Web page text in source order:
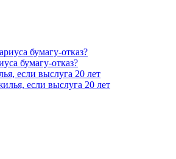
бумагу-отказ?
если выслуга 20 лет